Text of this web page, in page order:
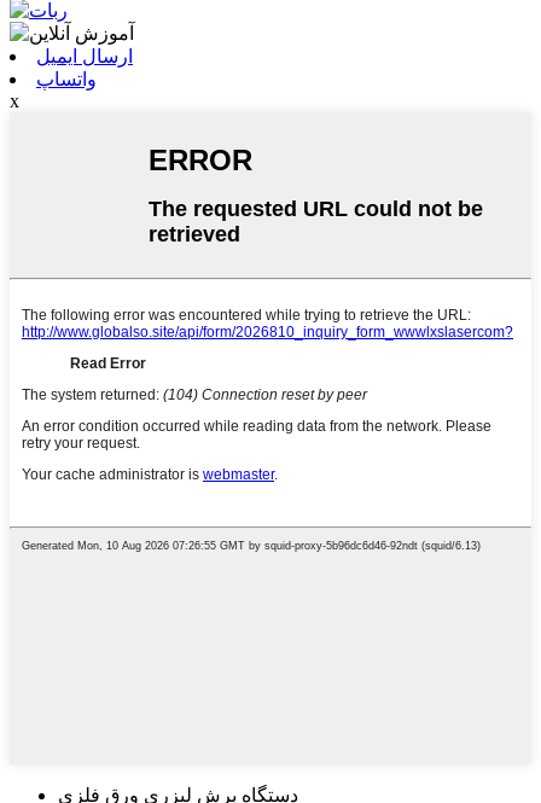
ارسال ایمیل
واتساپ
x
دستگاه برش لیزری ورق فلزی